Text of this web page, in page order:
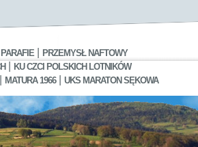
PARAFIE
PRZEMYSŁ NAFTOWY
|
KU CZCI POLSKICH LOTNIKÓW
MATURA 1966| UKS MARATON SĘKOWA